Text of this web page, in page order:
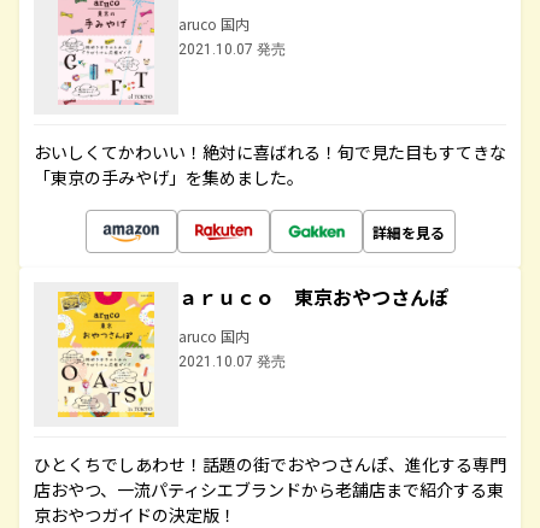
aruco 国内
2021.10.07 発売
おいしくてかわいい！絶対に喜ばれる！旬で見た目もすてきな
「東京の手みやげ」を集めました。
詳細を見る
ａｒｕｃｏ 東京おやつさんぽ
aruco 国内
2021.10.07 発売
ひとくちでしあわせ！話題の街でおやつさんぽ、進化する専門
店おやつ、一流パティシエブランドから老舗店まで紹介する東
京おやつガイドの決定版！